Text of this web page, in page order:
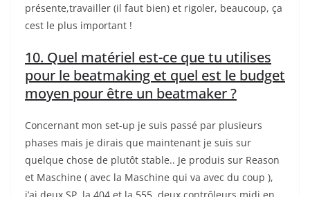
présente,travailler (il faut bien) et rigoler, beaucoup, ça
cest le plus important !
10. Quel matériel est-ce que tu utilises
pour le beatmaking et quel est le budget
moyen pour être un beatmaker ?
Concernant mon set-up je suis passé par plusieurs
phases mais je dirais que maintenant je suis sur
quelque chose de plutôt stable.. Je produis sur Reason
et Maschine ( avec la Maschine qui va avec du coup ),
j’ai deux SP, la 404 et la 555, deux contrôleurs midi en